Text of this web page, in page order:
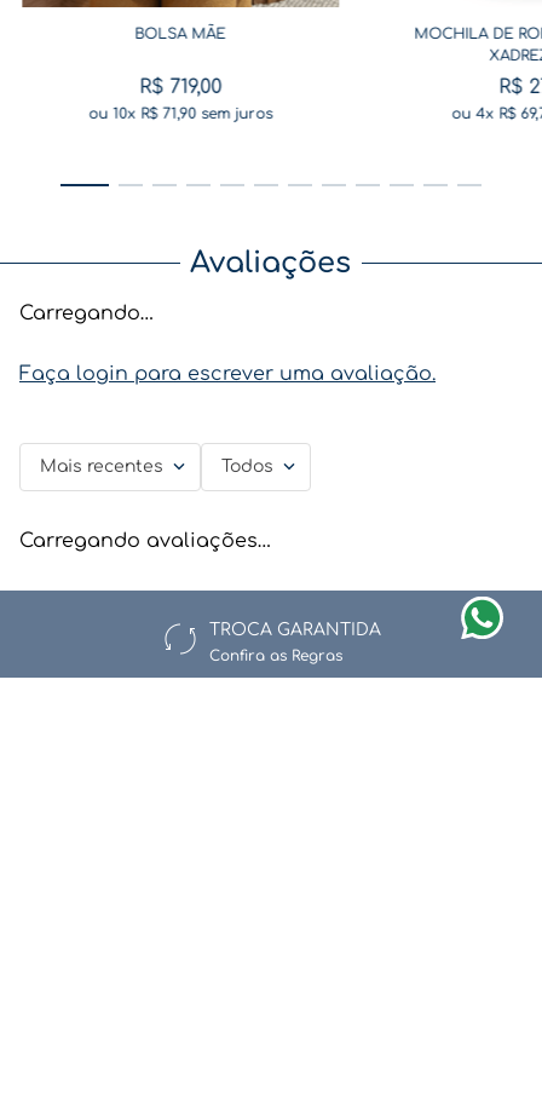
BOLSA MÃE
R$ 719,00
ou10x R$ 71,90sem juros
MOCHILA DE
R$
ou 4x R$ 69,
Avaliações
Carregando…
Faça login para escrever uma avaliação.
Mais recentes Todos
Carregando avaliações…
TROCA GARANTIDA
Confira as Regras